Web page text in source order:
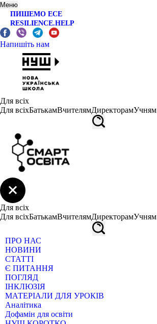
Меню
ПИШЕМО ЕСЕ
RESILIENCE.HELP
Напишіть нам
Для всіх
Для всіхБатькамВчителямДиректорамУчням
Для всіх
Для всіхБатькамВчителямДиректорамУчням
ПРО НАС
НОВИНИ
СТАТТІ
Є ПИТАННЯ
ПОГЛЯД
ІНКЛЮЗІЯ
МАТЕРІАЛИ ДЛЯ УРОКІВ
Аналітика
Дофамін для освіти